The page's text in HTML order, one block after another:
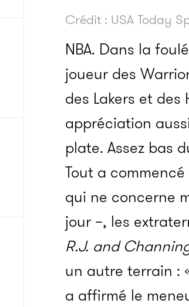
Crédit : USA Today
NBA. Dans la
joueur des
des Lakers et des
appréciation
plate. Assez bas
Tout a
qui ne concerne
jour –, les
R.J. and
un autre terrain :
a affirmé le